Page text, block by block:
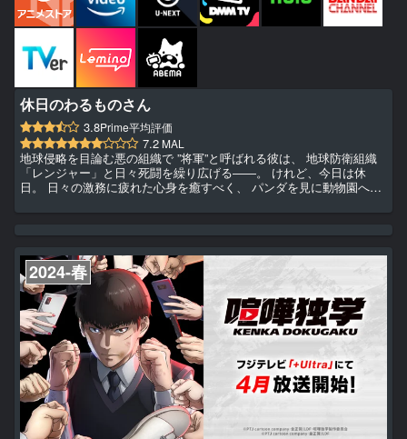
休日のわるものさん
3.8Prime平均評価
7.2 MAL
地球侵略を目論む悪の組織で ”将軍”と呼ばれる彼は、 地球防衛組織
「レンジャー」と日々死闘を繰り広げる――。 けれど、今日は休
日。 日々の激務に疲れた心身を癒すべく、 パンダを見に動物園へ、
す、 そんな“わるものさん”の日常を描く、 心癒されるヒーリングコ
2024-春